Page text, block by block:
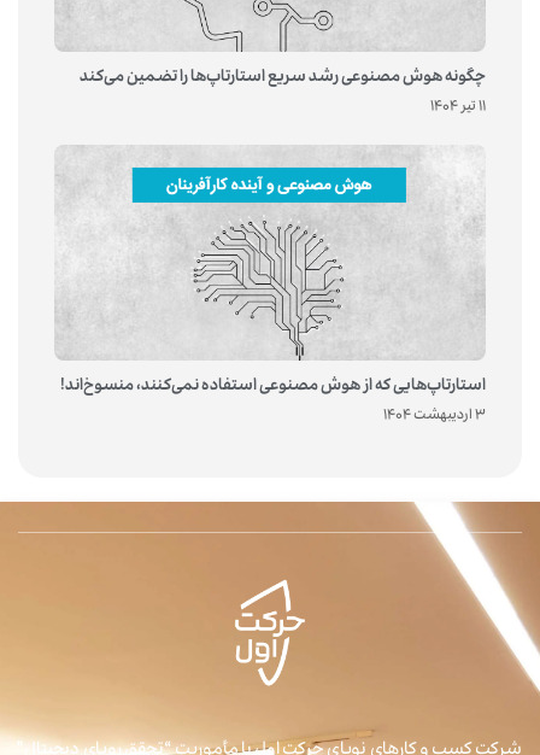
چگونه هوش مصنوعی رشد سریع استارتاپ‌ها را تضمین می‌کند
11 تیر 1404
استارتاپ‌هایی که از هوش مصنوعی استفاده نمی‌کنند، منسوخ‌اند!
3 اردیبهشت 1404